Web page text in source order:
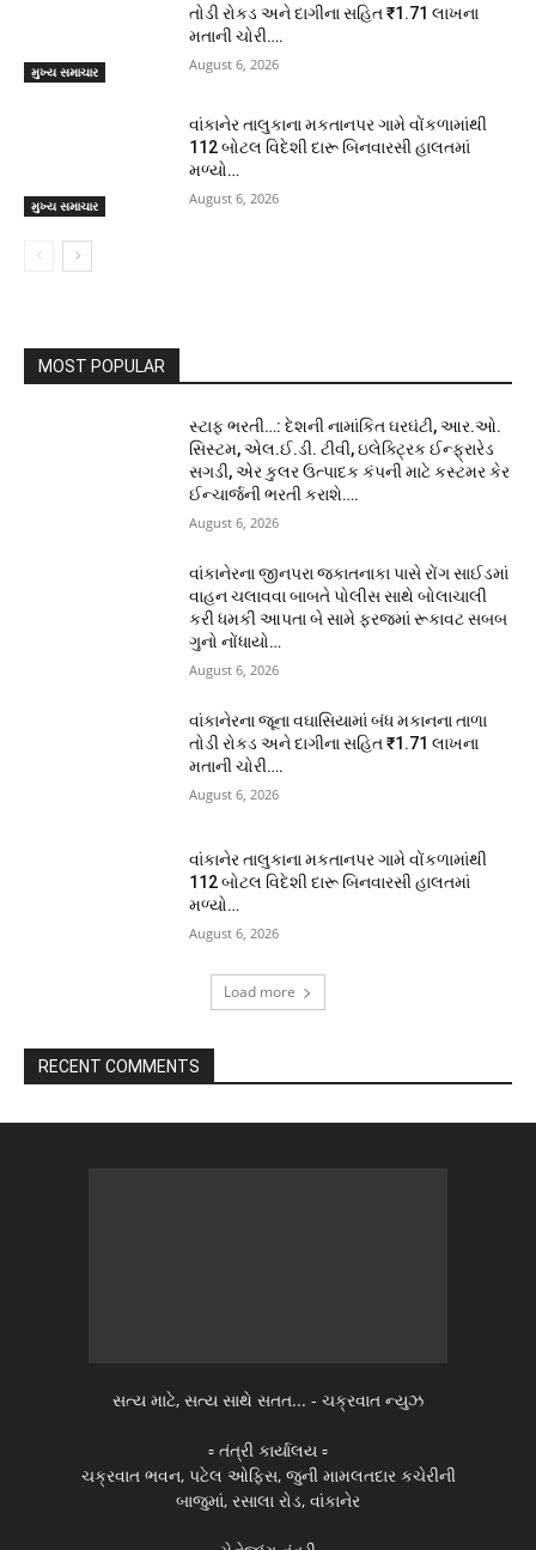
મુખ્ય સમાચાર
તોડી રોકડ અને દાગીના સહિત ₹1.71 લાખના
મતાની ચોરી….
August 6, 2026
મુખ્ય સમાચાર
વાંકાનેર તાલુકાના મકતાનપર ગામે વોંકળામાંથી
112 બોટલ વિદેશી દારૂ બિનવારસી હાલતમાં
મળ્યો…
August 6, 2026
MOST POPULAR
સ્ટાફ ભરતી…: દેશની નામાંકિત ઘરઘંટી, આર.ઓ.
સિસ્ટમ, એલ.ઈ.ડી. ટીવી, ઇલેક્ટ્રિક ઈન્ફ્રારેડ
સગડી, એર કુલર ઉત્પાદક કંપની માટે કસ્ટમર કેર
ઈન્ચાર્જની ભરતી કરાશે….
August 6, 2026
વાંકાનેરના જીનપરા જકાતનાકા પાસે રોંગ સાઈડમાં
વાહન ચલાવવા બાબતે પોલીસ સાથે બોલાચાલી
કરી ધમકી આપતા બે સામે ફરજમાં રૂકાવટ સબબ
ગુનો નોંધાયો…
August 6, 2026
વાંકાનેરના જૂના વઘાસિયામાં બંધ મકાનના તાળા
તોડી રોકડ અને દાગીના સહિત ₹1.71 લાખના
મતાની ચોરી….
August 6, 2026
વાંકાનેર તાલુકાના મકતાનપર ગામે વોંકળામાંથી
112 બોટલ વિદેશી દારૂ બિનવારસી હાલતમાં
મળ્યો…
August 6, 2026
Load more
RECENT COMMENTS
સત્ય માટે, સત્ય સાથે સતત... - ચક્રવાત ન્યુઝ
▫️ તંત્રી કાર્યાલય ▫️
ચક્રવાત ભવન, પટેલ ઓફિસ, જુની મામલતદાર કચેરીની
બાજુમાં, રસાલા રોડ, વાંકાનેર